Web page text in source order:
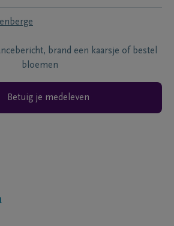
brand een kaarsje of bestel
bloemen
Betuig je medeleven